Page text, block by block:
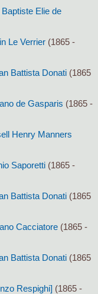
Elie de
Le Verrier (1865 -
Battista Donati (1865
de Gasparis (1865 -
Henry Manners
Saporetti (1865 -
Battista Donati (1865
Cacciatore (1865 -
Battista Donati (1865
Respighi] (1865 -